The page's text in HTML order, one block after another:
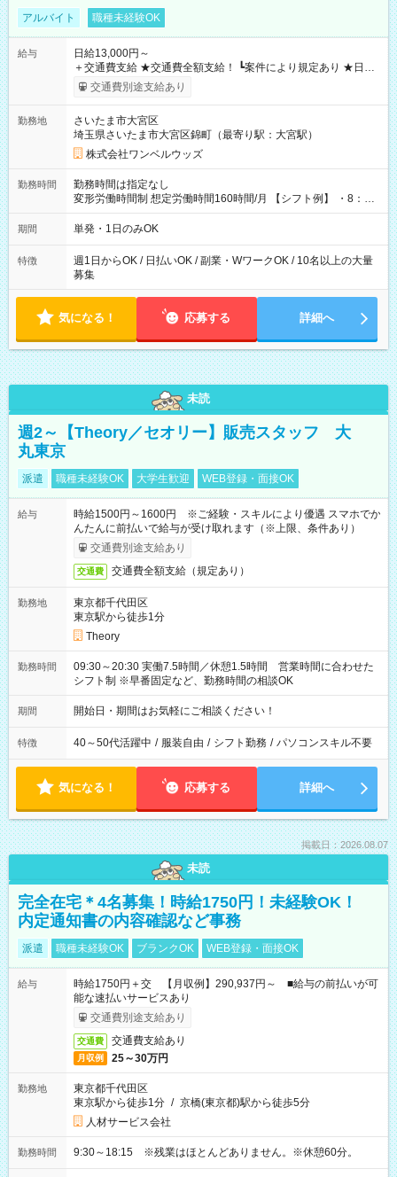
アルバイト 職種未経験OK
給与
日給13,000円～
＋交通費支給 ★交通費全額支給！ ┗案件により規定あり ★日払
いOK！（規定あり） ┗働いたその日に現金GET♪ お仕事後はコ
ンビニATMから 日払い分を引き落とせます！ 【試用期間】試
交通費別途支給あり
勤務地
さいたま市大宮区
埼玉県さいたま市大宮区錦町（最寄り駅：大宮駅）
株式会社ワンベルウッズ
勤務時間
勤務時間は指定なし
変形労働時間制 想定労働時間160時間/月 【シフト例】 ・8：00
～21：00
期間 単発・1日のみOK
特徴
週1日からOK / 日払いOK / 副業・WワークOK / 10名以上の大量
募集
気になる！ 応募する 詳細へ
未読
週2～【Theory／セオリー】販売スタッフ 大
丸東京
派遣 職種未経験OK 大学生歓迎 WEB登録・面接OK
給与
時給1500円～1600円 ※ご経験・スキルにより優遇 スマホでか
んたんに前払いで給与が受け取れます（※上限、条件あり）
交通費別途支給あり
交通費 交通費全額支給（規定あり）
勤務地
東京都千代田区
東京駅から徒歩1分
Theory
勤務時間
09:30～20:30 実働7.5時間／休憩1.5時間 営業時間に合わせた
シフト制 ※早番固定など、勤務時間の相談OK
期間 開始日・期間はお気軽にご相談ください！
特徴 40～50代活躍中 / 服装自由 / シフト勤務 / パソコンスキル不要
気になる！ 応募する 詳細へ
掲載日：2026.08.07
未読
完全在宅＊4名募集！時給1750円！未経験OK！
内定通知書の内容確認など事務
派遣 職種未経験OK ブランクOK WEB登録・面接OK
給与
時給1750円＋交 【月収例】290,937円～ ■給与の前払いが可
能な速払いサービスあり
交通費別途支給あり
交通費 交通費支給あり
月収例 25～30万円
勤務地
東京都千代田区
東京駅から徒歩1分 / 京橋(東京都)駅から徒歩5分
人材サービス会社
勤務時間 9:30～18:15 ※残業はほとんどありません。※休憩60分。